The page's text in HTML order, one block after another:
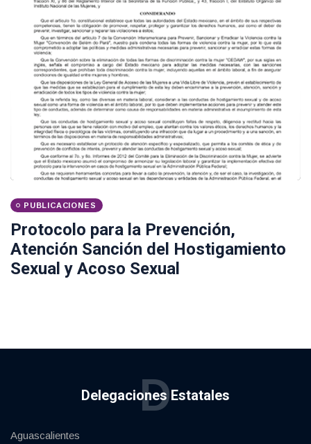
PUBLICACIONES
Protocolo para la Prevención,
Atención Sanción del Hostigamiento
Sexual y Acoso Sexual
Delegaciones Estatales
D
Aguascalientes